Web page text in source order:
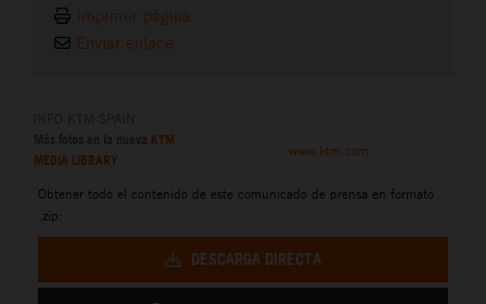
Imprimir página
Enviar enlace
KTM
MEDIA LIBRARY
www.ktm.com
Obtener todo el contenido de este comunicado de prensa en formato
.zip:
DESCARGA DIRECTA